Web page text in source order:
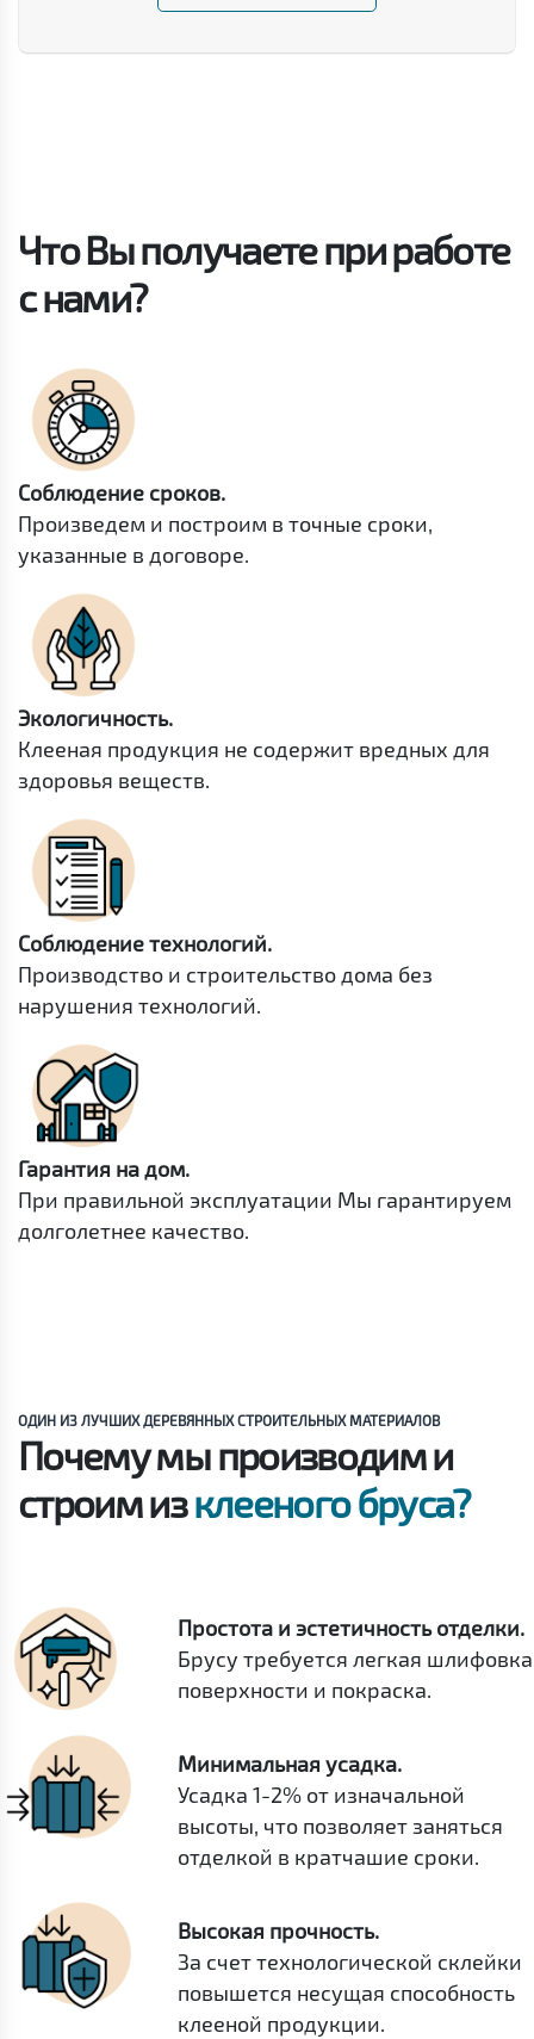
Что Вы получаете при работе
с нами?
Соблюдение сроков.
Произведем и построим в точные сроки,
указанные в договоре.
Экологичность.
Клееная продукция не содержит вредных для
здоровья веществ.
Соблюдение технологий.
Производство и строительство дома без
нарушения технологий.
Гарантия на дом.
При правильной эксплуатации Мы гарантируем
долголетнее качество.
ОДИН ИЗ ЛУЧШИХ ДЕРЕВЯННЫХ СТРОИТЕЛЬНЫХ МАТЕРИАЛОВ
Почему мы производим и
строим изклееного бруса?
Простота и эстетичность отделки.
Брусу требуется легкая шлифовка
поверхности и покраска.
Минимальная усадка.
Усадка 1-2% от изначальной
высоты, что позволяет заняться
отделкой в кратчашие сроки.
Высокая прочность.
За счет технологической склейки
повышется несущая способность
клееной продукции.